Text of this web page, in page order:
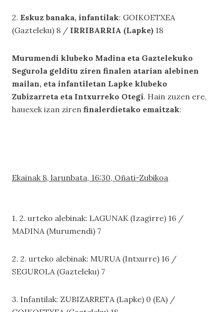
2. Eskuz banaka, infantilak: GOIKOETXEA
(Gazteleku) 8 / IRRIBARRIA (Lapke) 18
Murumendi klubeko Madina eta Gaztelekuko
Segurola gelditu ziren finalen atarian alebinen
mailan, eta infantiletan Lapke klubeko
Zubizarreta eta Intxurreko Otegi. Hain zuzen ere,
hauexek izan ziren finalerdietako emaitzak:
Ekainak 8, larunbata, 16:30, Oñati-Zubikoa
1. 2. urteko alebinak: LAGUNAK (Izagirre) 16 /
MADINA (Murumendi) 7
2. 2. urteko alebinak: MURUA (Intxurre) 16 /
SEGUROLA (Gazteleku) 7
3. Infantilak: ZUBIZARRETA (Lapke) 0 (EA) /